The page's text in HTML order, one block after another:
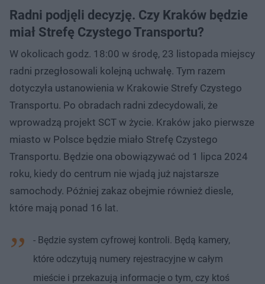
Radni podjęli decyzję. Czy Kraków będzie
miał Strefę Czystego Transportu?
W okolicach godz. 18:00 w środę, 23 listopada miejscy
radni przegłosowali kolejną uchwałę. Tym razem
dotyczyła ustanowienia w Krakowie Strefy Czystego
Transportu. Po obradach radni zdecydowali, że
wprowadzą projekt SCT w życie. Kraków jako pierwsze
miasto w Polsce będzie miało Strefę Czystego
Transportu. Będzie ona obowiązywać od 1 lipca 2024
roku, kiedy do centrum nie wjadą już najstarsze
samochody. Później zakaz obejmie również diesle,
które mają ponad 16 lat.
- Będzie system cyfrowej kontroli. Będą kamery,
które odczytują numery rejestracyjne w całym
mieście i przekazują informacje o tym, czy ktoś